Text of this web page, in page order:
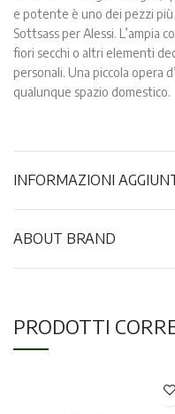
e potente è uno dei pezzi
Sottsass per Alessi. L’ampia
fiori secchi o altri elementi
personali. Una piccola opera
qualunque spazio domestico.
INFORMAZIONI
ABOUT BRAND
PRODOTTI